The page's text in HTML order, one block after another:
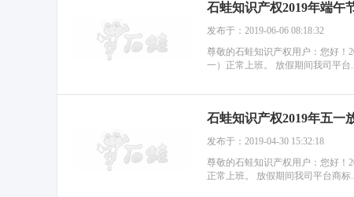
石蛙知识产权2019年端午
发布于：2019-06-06 08:18:32
尊敬的石蛙知识产权用户：您好！
一）正常上班。 放假期间我司平台
石蛙知识产权2019年五一
发布于：2019-04-30 15:32:18
尊敬的石蛙知识产权用户：您好！
正常上班。 放假期间我司平台商标